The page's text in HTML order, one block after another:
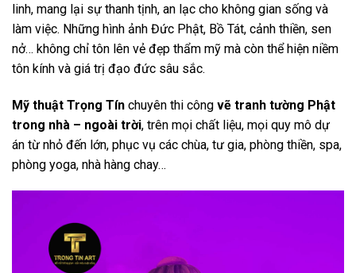
linh, mang lại sự thanh tịnh, an lạc cho không gian sống và
làm việc. Những hình ảnh Đức Phật, Bồ Tát, cảnh thiền, sen
nở… không chỉ tôn lên vẻ đẹp thẩm mỹ mà còn thể hiện niềm
tôn kính và giá trị đạo đức sâu sắc.
Mỹ thuật Trọng Tín chuyên thi công vẽ tranh tường Phật
trong nhà – ngoài trời, trên mọi chất liệu, mọi quy mô dự
án từ nhỏ đến lớn, phục vụ các chùa, tư gia, phòng thiền, spa,
phòng yoga, nhà hàng chay…